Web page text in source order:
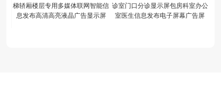
梯轿厢楼层专用多媒体联网智能信
息发布高清高亮液晶广告显示屏
诊室门口分诊显示屏包房科室办公
室医生信息发布电子屏幕广告屏